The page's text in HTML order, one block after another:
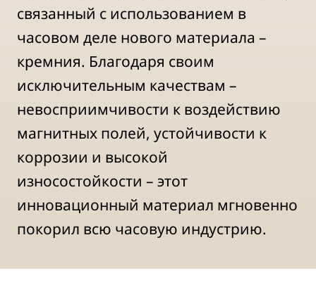
связанный с использованием в
часовом деле нового материала –
кремния. Благодаря своим
исключительным качествам –
невосприимчивости к воздействию
магнитных полей, устойчивости к
коррозии и высокой
износостойкости – этот
инновационный материал мгновенно
покорил всю часовую индустрию.